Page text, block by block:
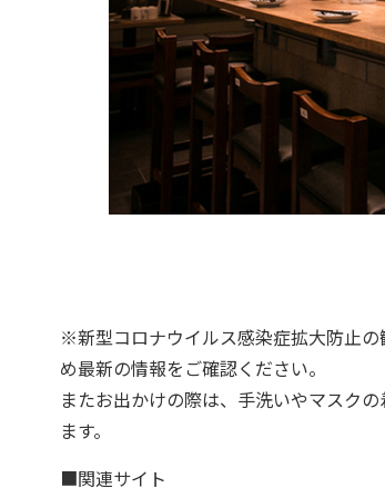
※新型コロナウイルス感染症拡大防止
め最新の情報をご確認ください。
またお出かけの際は、手洗いやマスク
ます。
■関連サイト